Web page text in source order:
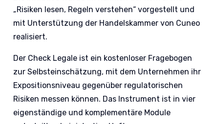
„Risiken lesen, Regeln verstehen“ vorgestellt und
mit Unterstützung der Handelskammer von Cuneo
realisiert.
Der Check Legale ist ein kostenloser Fragebogen
zur Selbsteinschätzung, mit dem Unternehmen ihr
Expositionsniveau gegenüber regulatorischen
Risiken messen können. Das Instrument ist in vier
eigenständige und komplementäre Module